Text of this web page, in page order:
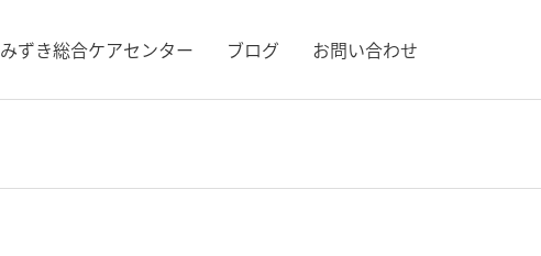
みずき総合ケアセンター ブログ お問い合わせ